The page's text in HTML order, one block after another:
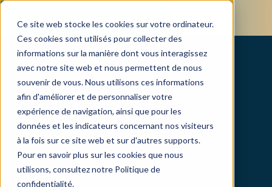
Ce site web stocke les cookies sur votre ordinateur.
Ces cookies sont utilisés pour collecter des
informations sur la manière dont vous interagissez
avec notre site web et nous permettent de nous
souvenir de vous. Nous utilisons ces informations
afin d'améliorer et de personnaliser votre
expérience de navigation, ainsi que pour les
données et les indicateurs concernant nos visiteurs
à la fois sur ce site web et sur d'autres supports.
Pour en savoir plus sur les cookies que nous
utilisons, consultez notre Politique de
confidentialité.